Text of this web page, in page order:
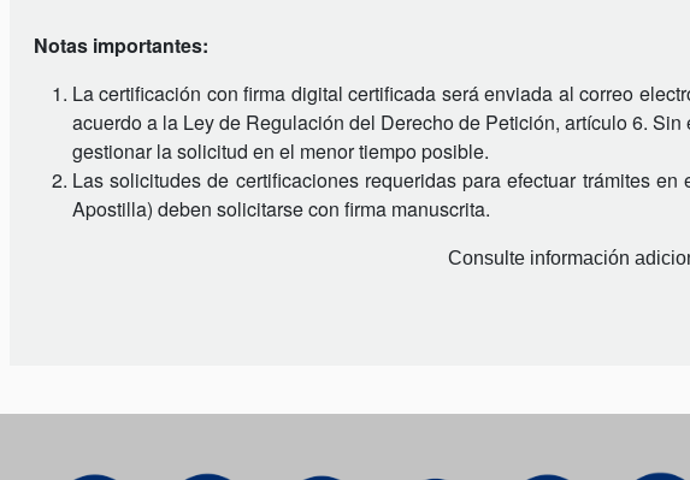
Notas importantes:
La certificación con firma digital certificada será enviada al correo
acuerdo a la Ley de Regulación del Derecho de Petición, artículo 6.
gestionar la solicitud en el menor tiempo posible.
Las solicitudes de certificaciones requeridas para efectuar trámites
Apostilla) deben solicitarse con firma manuscrita.
Consulte información